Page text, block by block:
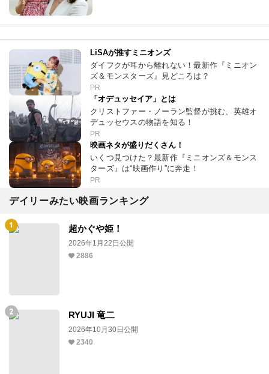
LiSAが推すミニオンズ
ダイフクが耳から離れない！最新作『ミニオン
ズ＆モンスターズ』見どころは？
PR
「オデュッセイア」とは
クリストファー・ノーラン監督が挑む、英雄オ
デュッセウスの物語を知る！
PR
映画ネタが盛りだくさん！
いくつ見つけた？最新作『ミニオンズ＆モンス
ターズ』は“映画作り”に奔走！
PR
デイリーみたい映画ランキング
超かぐや姫！
2026年1月22日公開
2886
RYUJI 竜二
2026年10月30日公開
2340